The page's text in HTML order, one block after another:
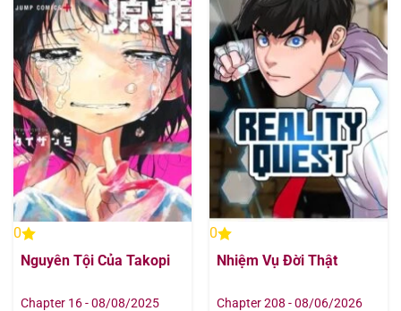
0
Nguyên Tội Của Takopi
Chapter 16 - 08/08/2025
0
Nhiệm Vụ Đời Thật
Chapter 208 - 08/06/2026